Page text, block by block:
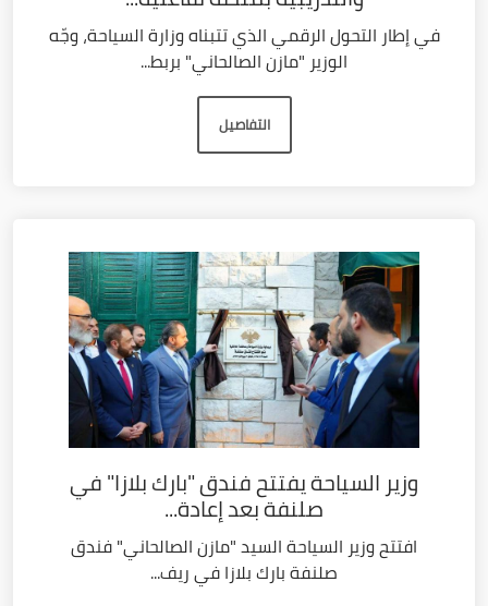
في إطار التحول الرقمي الذي تتبناه وزارة السياحة، وجّه
الوزير "مازن الصالحاني" بربط...
التفاصيل
وزير السياحة يفتتح فندق "بارك بلازا" في
صلنفة بعد إعادة...
افتتح وزير السياحة السيد "مازن الصالحاني" فندق
صلنفة بارك بلازا في ريف...